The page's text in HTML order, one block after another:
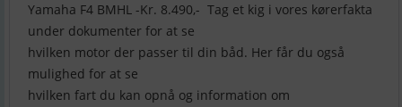
Yamaha F4 BMHL -Kr. 8.490,- Tag et kig i vores kørerfakta
under dokumenter for at se
hvilken motor der passer til din båd. Her får du også
mulighed for at se
hvilken fart du kan opnå og information om